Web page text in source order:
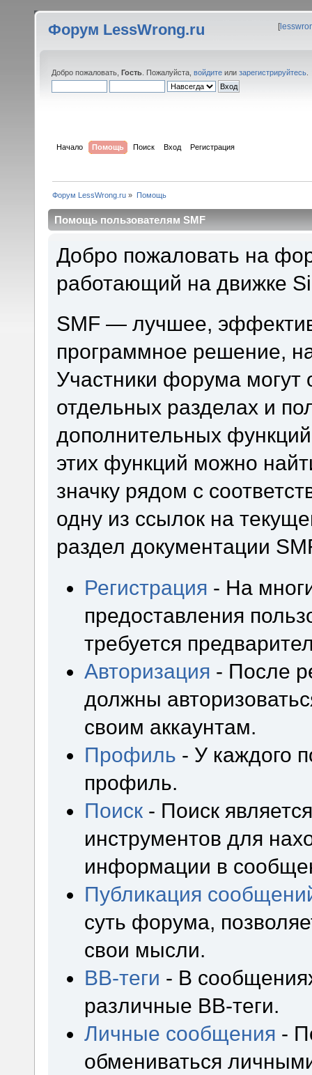
Форум LessWrong.ru [
Добро пожаловать, Гость . Пожалуйста, войдите или зарегистрируйтесь
Начало Помощь Поиск Вход Регистрация
Форум LessWrong.ru » Помощь
Помощь пользователям SMF
Добро пожаловать на
работающий на движке
SMF — лучшее,
программное решение,
Участники форума
отдельных разделах и
дополнительных
этих функций можно
значку рядом с
одну из ссылок на
раздел документации
Регистрация - На
предоставления
требуется
Авторизация - После
должны
своим аккаунтам.
Профиль - У каждого
профиль.
Поиск - Поиск
инструментов для
информации в
Публикация
суть форума,
свои мысли.
BB-теги - В
различные BB-теги.
Личные сообщения -
обмениваться